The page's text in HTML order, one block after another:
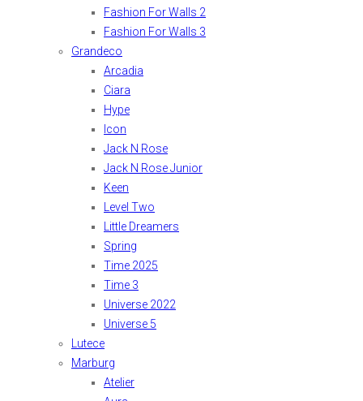
Fashion For Walls 2
Fashion For Walls 3
Grandeco
Arcadia
Ciara
Hype
Icon
Jack N Rose
Jack N Rose Junior
Keen
Level Two
Little Dreamers
Spring
Time 2025
Time 3
Universe 2022
Universe 5
Lutece
Marburg
Atelier